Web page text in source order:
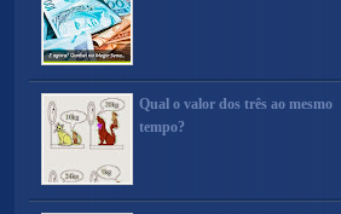
Qual o valor dos três ao mesmo
tempo?